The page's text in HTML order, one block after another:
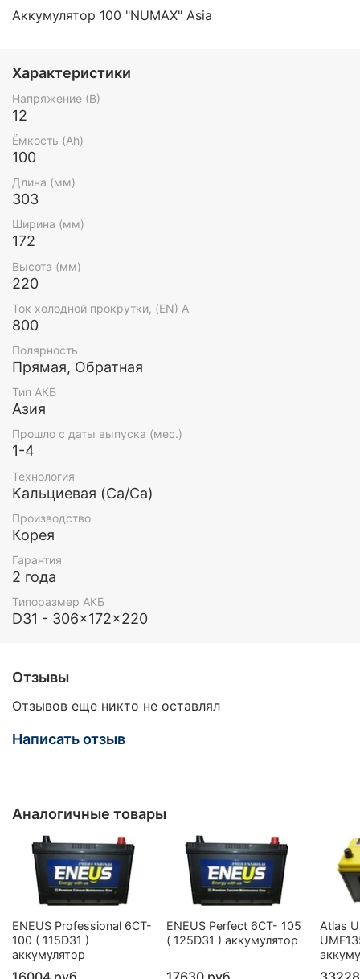
Аккумулятор 100 "NUMAX" Asia
Характеристики
Напряжение (В)
12
Ёмкость (Ah)
100
Длина (мм)
303
Ширина (мм)
172
Высота (мм)
220
Ток холодной прокрутки, (EN) А
800
Полярность
Прямая, Обратная
Тип АКБ
Азия
Прошло с даты выпуска (мес.)
1-4
Технология
Кальциевая (Ca/Ca)
Производство
Корея
Гарантия
2 года
Типоразмер АКБ
D31 - 306x172x220
Отзывы
Отзывов еще никто не оставлял
Написать отзыв
Аналогичные товары
ENEUS Professional 6CT-
100 ( 115D31 )
аккумулятор
ENEUS Perfect 6CT- 105
( 125D31 ) аккумулятор
Atlas